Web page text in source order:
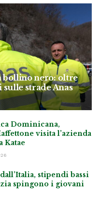
bollino nero: oltre
strade Anas
Dominicana,
visita l’azienda
Katae
stipendi bassi
spingono i giovani